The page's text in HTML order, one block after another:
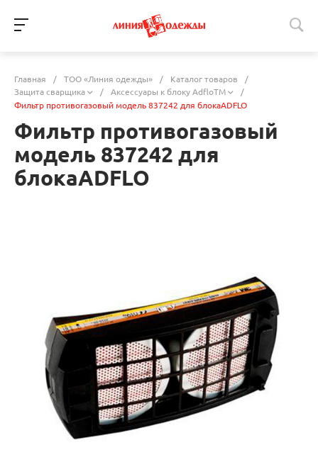
Главная / ТОО «Линия одежды» / Каталог товаров
/
Защита сварщика
/ Аксессуары к блоку AdfloTM
/
Фильтр противогазовый модель 837242 для блокаADFLO
Фильтр противогазовый
модель 837242 для
блокаADFLO